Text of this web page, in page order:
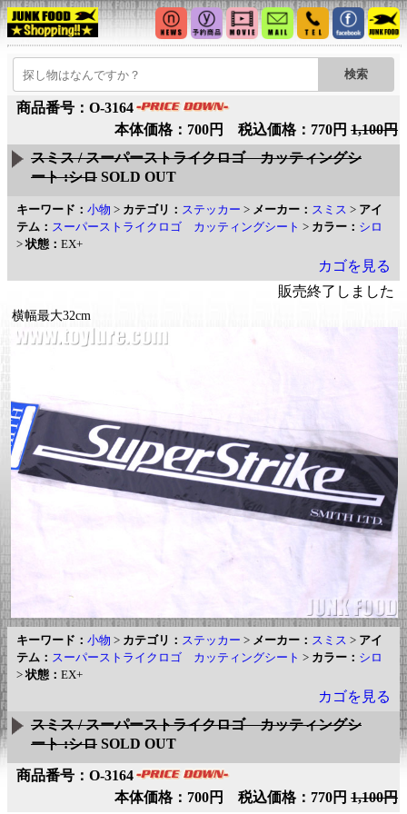
商品番号：O-3164
本体価格：700円 税込価格：770円 1,100円
スミス / スーパーストライクロゴ カッティングシ
ート :シロ SOLD OUT
キーワード： 小物 > カテゴリ： ステッカー > メーカー： スミス > アイ
テム： スーパーストライクロゴ カッティングシート > カラー： シロ
>状態： EX+
カゴを見る
販売終了しました
横幅最大32cm
キーワード： 小物 > カテゴリ： ステッカー > メーカー： スミス > アイ
テム： スーパーストライクロゴ カッティングシート > カラー： シロ
>状態： EX+
カゴを見る
スミス / スーパーストライクロゴ カッティングシ
ート :シロ SOLD OUT
商品番号：O-3164
本体価格：700円 税込価格：770円 1,100円